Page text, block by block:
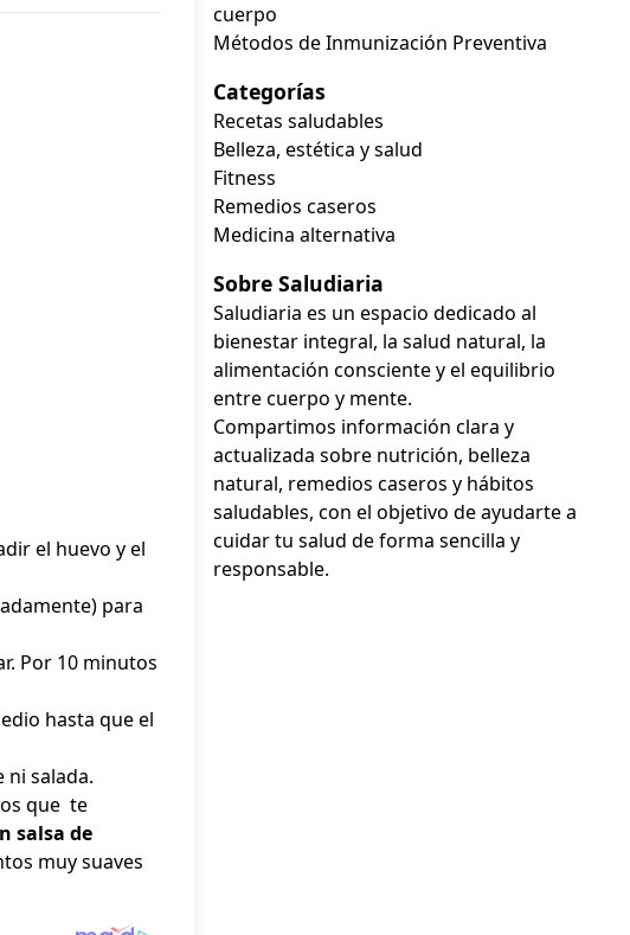
el huevo y el
para
Por 10 minutos
hasta que el
ni salada.
que te
salsa de
muy suaves
cuerpo
Métodos de Inmunización Preventiva
Categorías
Recetas saludables
Belleza, estética y salud
Fitness
Remedios caseros
Medicina alternativa
Sobre Saludiaria
Saludiaria es un espacio dedicado al
bienestar integral, la salud natural, la
alimentación consciente y el equilibrio
entre cuerpo y mente.
Compartimos información clara y
actualizada sobre nutrición, belleza
natural, remedios caseros y hábitos
saludables, con el objetivo de ayudarte a
cuidar tu salud de forma sencilla y
responsable.